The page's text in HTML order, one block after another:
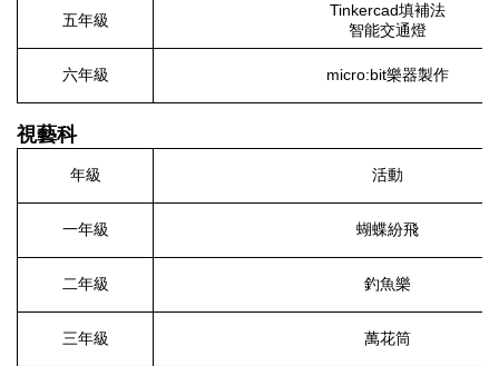
五年級
Tinkercad填補法
智能交通燈
六年級 micro:bit樂器製作
視藝科
年級 活動
一年級 蝴蝶紛飛
二年級 釣魚樂
三年級 萬花筒